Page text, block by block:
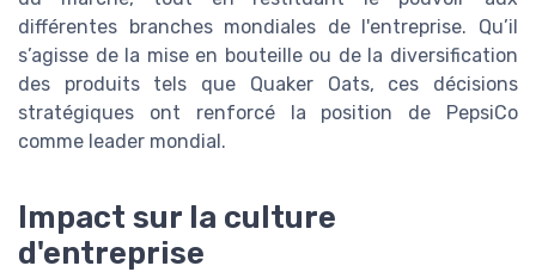
différentes branches mondiales de l'entreprise. Qu’il
s’agisse de la mise en bouteille ou de la diversification
des produits tels que Quaker Oats, ces décisions
stratégiques ont renforcé la position de PepsiCo
comme leader mondial.
Impact sur la culture
d'entreprise